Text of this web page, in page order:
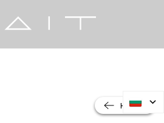
НАЗАД